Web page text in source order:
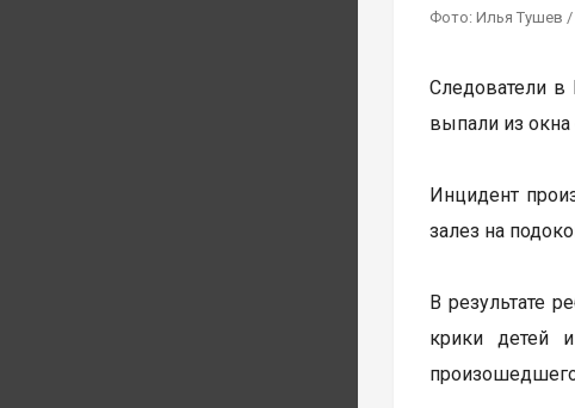
Фото: Илья Тушев
Следователи в
выпали из
Инцидент
залез на
В результате
крики детей